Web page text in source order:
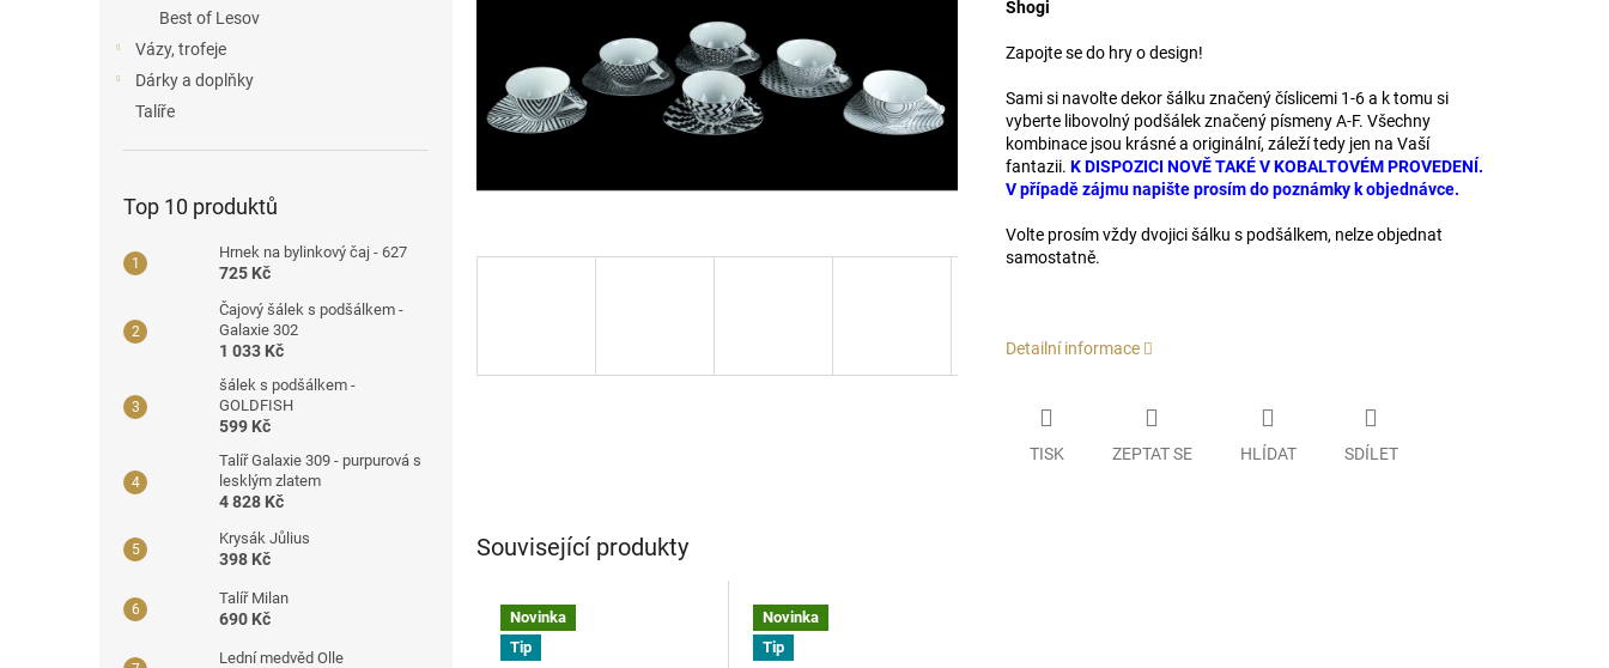
Best of Lesov
Vázy, trofeje
Dárky a doplňky
Talíře
Top 10 produktů
Hrnek na bylinkový čaj - 627
725 Kč
Čajový šálek s podšálkem -
Galaxie 302
1 033 Kč
šálek s podšálkem -
GOLDFISH
599 Kč
Talíř Galaxie 309 - purpurová s
lesklým zlatem
4 828 Kč
Krysák Jůlius
398 Kč
Talíř Milan
690 Kč
Lední medvěd Olle
Shogi
Zapojte se do hry o design!
Sami si navolte dekor šálku značený číslicemi 1-6 a k tomu si
vyberte libovolný podšálek značený písmeny A-F. Všechny
kombinace jsou krásné a originální, záleží tedy jen na Vaší
fantazii. K DISPOZICI NOVĚ TAKÉ V KOBALTOVÉM PROVEDENÍ.
V případě zájmu napište prosím do poznámky k objednávce.
Volte prosím vždy dvojici šálku s podšálkem, nelze objednat
samostatně.
Detailní informace
TISK ZEPTAT SE HLÍDAT SDÍLET
Související produkty
Novinka
Tip
Novinka
Tip